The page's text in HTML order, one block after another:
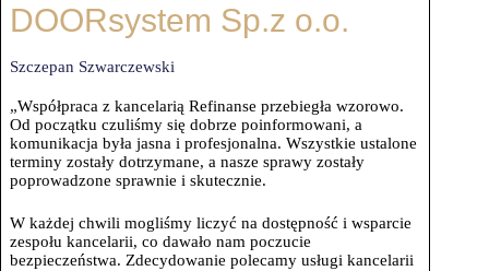
DOORsystem Sp.z o.o.
Szczepan Szwarczewski
„Współpraca z kancelarią Refinanse przebiegła wzorowo.
Od początku czuliśmy się dobrze poinformowani, a
komunikacja była jasna i profesjonalna. Wszystkie ustalone
terminy zostały dotrzymane, a nasze sprawy zostały
poprowadzone sprawnie i skutecznie.
W każdej chwili mogliśmy liczyć na dostępność i wsparcie
zespołu kancelarii, co dawało nam poczucie
bezpieczeństwa. Zdecydowanie polecamy usługi kancelarii